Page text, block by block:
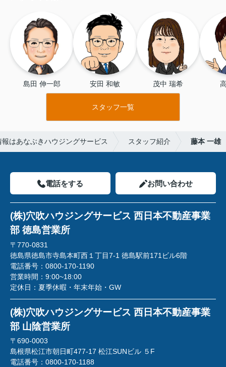
島田 伸一郎 安田 和敏 茂中 瑞希
スタッフ一覧
はあなぶきハウジングサービス スタッフ紹介 藤本 一雄
電話をする お問い合わせ
(株)穴吹ハウジングサービス 西日本不動産事業
部 徳島営業所
〒770-0831
徳島県徳島市寺島本町西１丁目7-1 徳島駅前171ビル6階
電話番号： 0800-170-1190
営業時間： 9:00~18:00
定休日： 夏季休暇・年末年始・GW
(株)穴吹ハウジングサービス 西日本不動産事業
部 山陰営業所
〒690-0003
島根県松江市朝日町477-17 松江SUNビル ５F
電話番号： 0800-170-1188